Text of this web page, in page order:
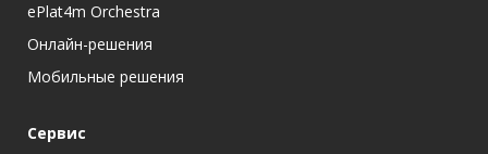
ePlat4m Orchestra
Онлайн-решения
Мобильные решения
Сервис